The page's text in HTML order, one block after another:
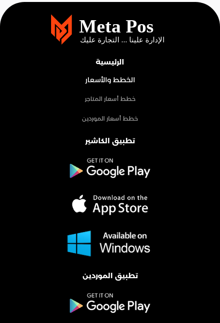
الرئيسية
الخطط والأسعار
خطط أسعار المتاجر
خطط أسعار الموردين
تطبيق الكاشير
تطبيق الموردين